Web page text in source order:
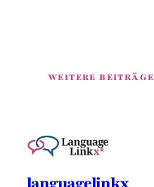
WEITERE BEITRÄGE